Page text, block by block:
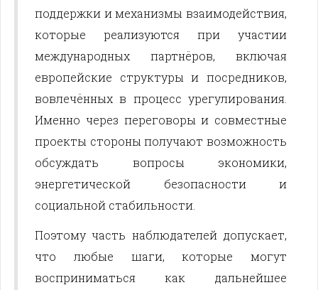
поддержки и механизмы взаимодействия,
которые реализуются при участии
международных партнёров, включая
европейские структуры и посредников,
вовлечённых в процесс урегулирования.
Именно через переговоры и совместные
проекты стороны получают возможность
обсуждать вопросы экономики,
энергетической безопасности и
социальной стабильности.
Поэтому часть наблюдателей допускает,
что любые шаги, которые могут
восприниматься как дальнейшее